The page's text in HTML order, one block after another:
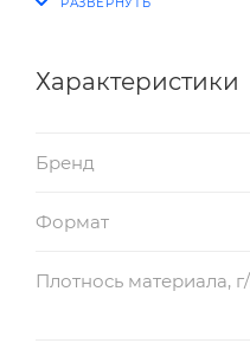
Характеристики
Бренд
Формат
Плотнось материала,